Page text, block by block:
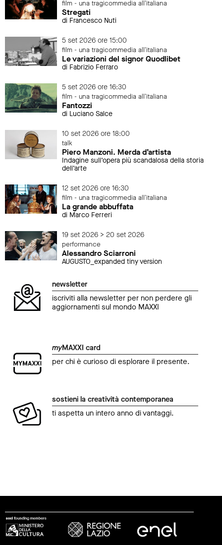
film - una tragicommedia all'italiana
Stregati
di Francesco Nuti
5 set 2026 ore 15:00
film - una tragicommedia all'italiana
Le variazioni del signor Quodlibet
di Fabrizio Ferraro
5 set 2026 ore 16:30
film - una tragicommedia all'italiana
Fantozzi
di Luciano Salce
10 set 2026 ore 18:00
talk
Piero Manzoni. Merda d’artista
Indagine sull’opera più scandalosa della storia
dell’arte
12 set 2026 ore 16:30
film - una tragicommedia all'italiana
La grande abbuffata
di Marco Ferreri
19 set 2026 > 20 set 2026
performance
Alessandro Sciarroni
AUGUSTO_expanded tiny version
newsletter
iscriviti alla newsletter per non perdere gli
aggiornamenti sul mondo MAXXI
myMAXXI card
per chi è curioso di esplorare il presente.
sostieni la creatività contemporanea
ti aspetta un intero anno di vantaggi.